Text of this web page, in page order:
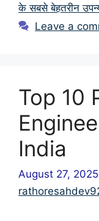
के सबसे बेहतरीन
Leave a
Top 10
India
August 27, 2025